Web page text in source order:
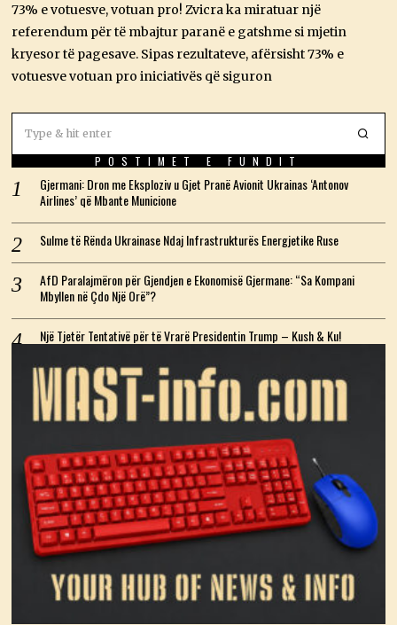
2
6
73% e votuesve, votuan pro! Zvicra ka miratuar një
referendum për të mbajtur paranë e gatshme si mjetin
kryesor të pagesave. Sipas rezultateve, afërsisht 73% e
votuesve votuan pro iniciativës që siguron
POSTIMET E FUNDIT
Gjermani: Dron me Eksploziv u Gjet Pranë Avionit Ukrainas ‘Antonov
Airlines’ që Mbante Municione
Sulme të Rënda Ukrainase Ndaj Infrastrukturës Energjetike Ruse
AfD Paralajmëron për Gjendjen e Ekonomisë Gjermane: “Sa Kompani
Mbyllen në Çdo Një Orë”?
Një Tjetër Tentativë për të Vrarë Presidentin Trump – Kush & Ku!